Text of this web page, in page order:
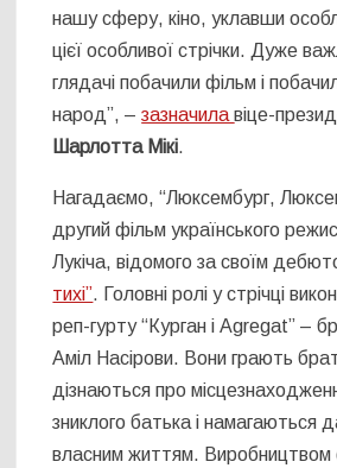
нашу сферу, кіно, уклавши
цієї особливої стрічки. Дуже
глядачі побачили фільм і
народ”, –зазначилавіце-
Шарлотта Мікі.
Нагадаємо, “Люксембург,
другий фільм українського
Лукіча, відомого за своїм
тихі”. Головні ролі у стрічці
реп-гурту “Курган і Agregat” –
Аміл Насірови. Вони грають
дізнаються про
зниклого батька і намагаються
власним життям. Виробництвом